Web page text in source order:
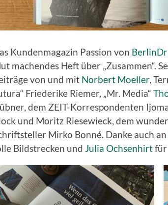
Kundenmagazin Passion von
machendes Heft über „Zusammen“.
von und mit Norbert Moeller,
Friederike Riemer, „Mr. Media“
dem ZEIT-Korrespondenten
und Moritz Riesewieck, dem
Mirko Bonné. Danke auch an
Bildstrecken und Julia Ochsenhirt